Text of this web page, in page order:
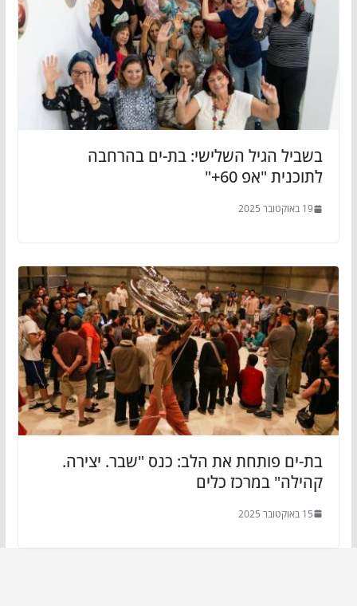
בשביל הגיל השלישי: בת-ים בהרחבה
לתוכנית "אפ 60+"
19 באוקטובר 2025
בת-ים פותחת את הלב: כנס "שבר. יצירה.
קהילה" במרכז כלים
15 באוקטובר 2025